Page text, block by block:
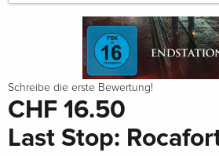
Schreibe die erste Bewertung!
CHF 16.50
Last Stop: